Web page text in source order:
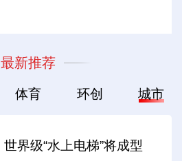
最新推荐
体育 环创 城市
世界级“水上电梯”将成型